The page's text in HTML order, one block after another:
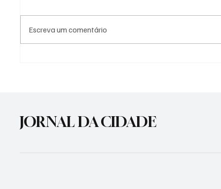
eventos climáticos extremos
Escreva um comentário
JORNAL DA CIDADE